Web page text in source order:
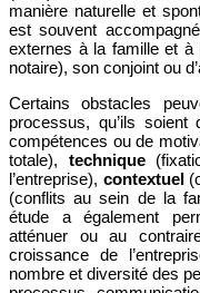
manière naturelle et
est souvent
externes à la famille et à
notaire), son conjoint ou
Certains obstacles
processus, qu’ils soient
compétences ou de
totale), technique
l’entreprise), contextuel
(conflits au sein de la
étude a également
atténuer ou au
croissance de
nombre et diversité des